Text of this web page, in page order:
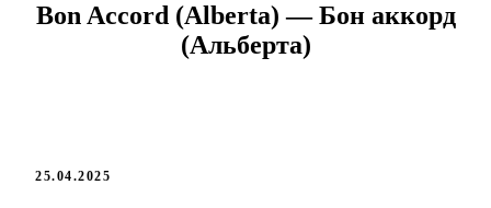
Bon Accord (Alberta) — Бон аккорд
(Альберта)
25.04.2025